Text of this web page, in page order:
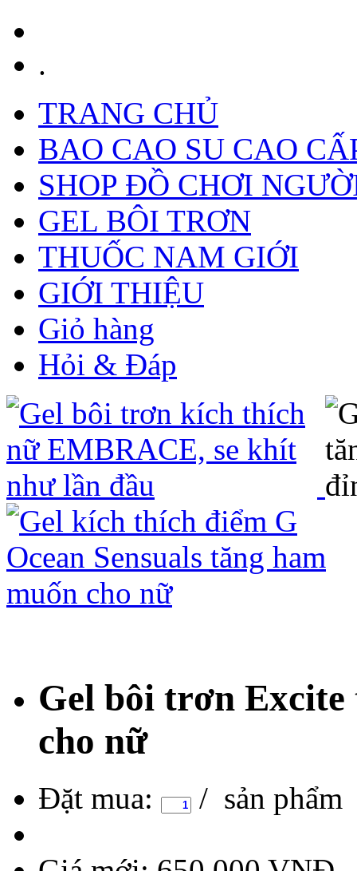
.
TRANG CHỦ
BAO CAO SU CAO
SHOP ĐỒ CHƠI
GEL BÔI TRƠN
THUỐC NAM GIỚI
GIỚI THIỆU
Giỏ hàng
Hỏi & Đáp
Gel bôi trơn
cho nữ
Đặt mua: / sản phẩm